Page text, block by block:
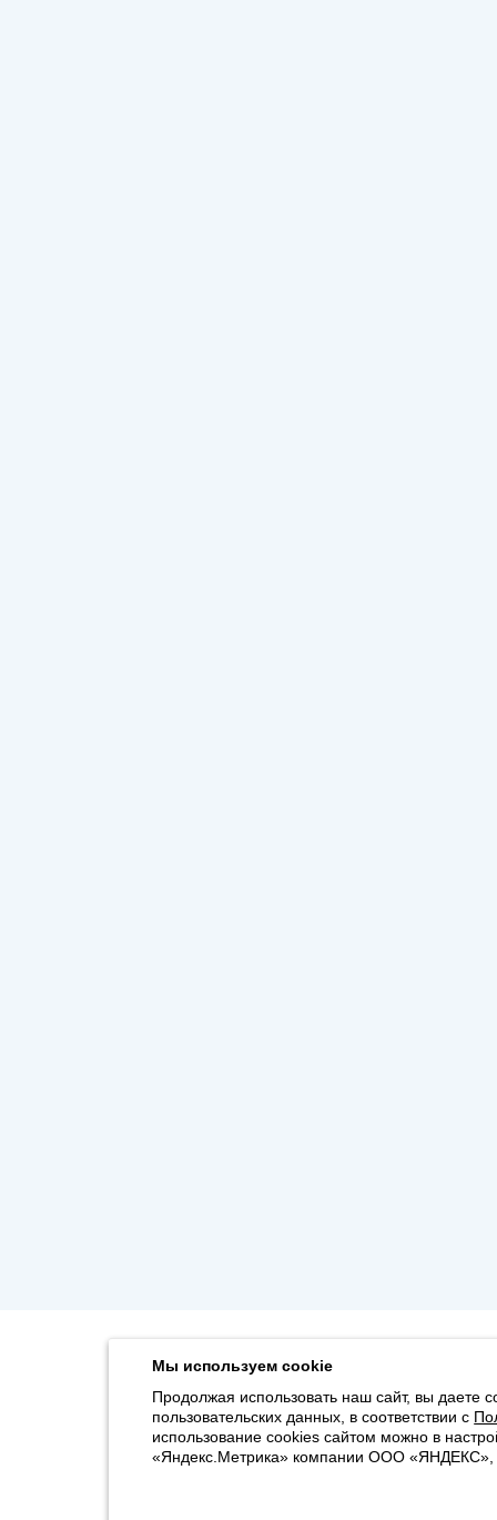
Мы используем cookie
Продолжая использовать наш сайт, вы даете
пользовательских данных, в соответствии с
использование cookies сайтом можно в
«Яндекс.Метрика» компании ООО «ЯНДЕКС»,